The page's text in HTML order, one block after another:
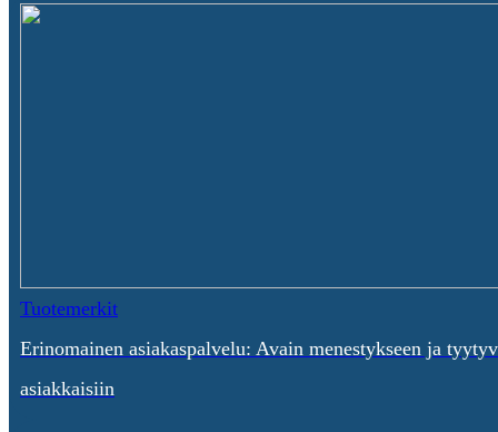
Tuotemerkit
Erinomainen asiakaspalvelu: Avain menestykseen ja
asiakkaisiin